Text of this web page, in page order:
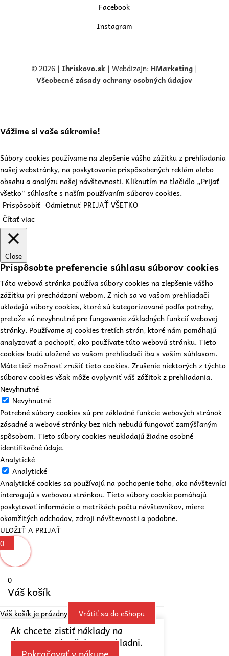
Facebook
Instagram
© 2026 | Ihriskovo.sk| Webdizajn: HMarketing |
Všeobecné zásady ochrany osobných údajov
Vážime si vaše súkromie!
Súbory cookies používame na zlepšenie vášho zážitku z prehliadania
našej webstránky, na poskytovanie prispôsobených reklám alebo
obsahu a analýzu našej návštevnosti. Kliknutím na tlačidlo „Prijať
všetko“ súhlasíte s naším používaním súborov cookies.
Prispôsobiť Odmietnuť PRIJAŤ VŠETKO
Čítať viac
Close
Prispôsobte preferencie súhlasu súborov cookies
Táto webová stránka používa súbory cookies na zlepšenie vášho
zážitku pri prechádzaní webom. Z nich sa vo vašom prehliadači
ukladajú súbory cookies, ktoré sú kategorizované podľa potreby,
pretože sú nevyhnutné pre fungovanie základných funkcií webovej
stránky. Používame aj cookies tretích strán, ktoré nám pomáhajú
analyzovať a pochopiť, ako používate túto webovú stránku. Tieto
cookies budú uložené vo vašom prehliadači iba s vaším súhlasom.
Máte tiež možnosť zrušiť tieto cookies. Zrušenie niektorých z týchto
súborov cookies však môže ovplyvniť váš zážitok z prehliadania.
Nevyhnutné
Nevyhnutné
Potrebné súbory cookies sú pre základné funkcie webových stránok
zásadné a webové stránky bez nich nebudú fungovať zamýšľaným
spôsobom. Tieto súbory cookies neukladajú žiadne osobné
identifikačné údaje.
Analytické
Analytické
Analytické cookies sa používajú na pochopenie toho, ako návštevníci
interagujú s webovou stránkou. Tieto súbory cookie pomáhajú
poskytovať informácie o metrikách počtu návštevníkov, miere
okamžitých odchodov, zdroji návštevnosti a podobne.
ULOŽIŤ A PRIJAŤ
0
0
Váš košík
Váš košík je prázdny Vrátiť sa do eShopu
Ak chcete zistiť náklady na
dopravu, pokračujte v pokladni.